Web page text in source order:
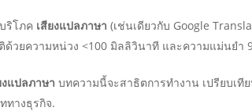
ริโภค เสียงแปลภาษา (เช่นเดียวกับ Google
ด้วยความหน่วง <100 มิลลิวินาที และความแม่นย
งแปลภาษา บทความนี้จะสาธิตการทำงาน เปรียบเที
ทางธุรกิจ.